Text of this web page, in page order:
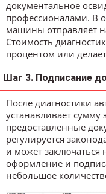
документальное
профессионалами. В
машины отправляет
Стоимость
процентом или
Шаг 3. Подписание
После диагностики
устанавливает сумму
предоставленные
регулируется
и может заключаться
оформление и
небольшое